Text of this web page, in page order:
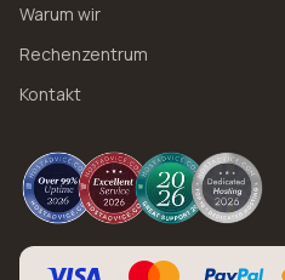
Warum wir
Rechenzentrum
Kontakt